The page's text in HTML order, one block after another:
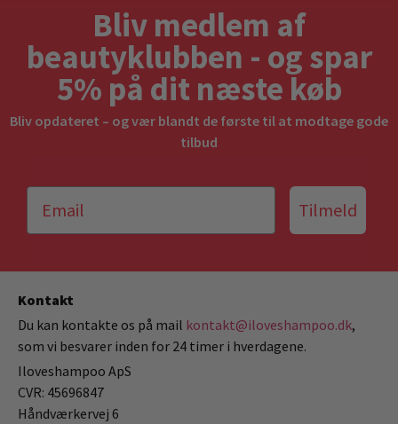
Bliv medlem af
beautyklubben - og spar
5% på dit næste køb
Bliv opdateret – og vær blandt de første til at modtage gode
tilbud
Tilmeld
Kontakt
Du kan kontakte os på mail kontakt@iloveshampoo.dk,
som vi besvarer inden for 24 timer i hverdagene.
Iloveshampoo ApS
CVR: 45696847
Håndværkervej 6